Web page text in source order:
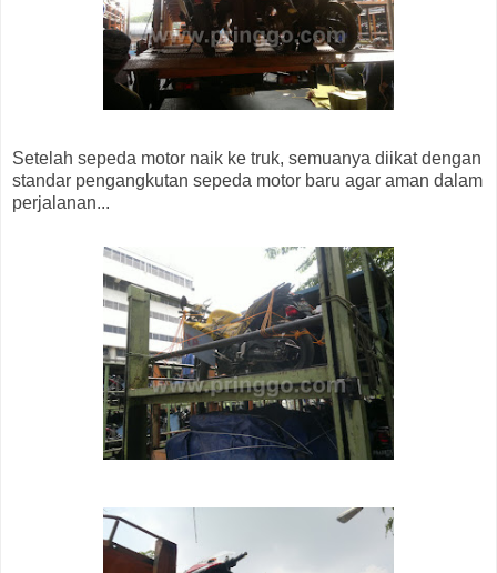
Setelah sepeda motor naik ke truk, semuanya diikat dengan
standar pengangkutan sepeda motor baru agar aman dalam
perjalanan...